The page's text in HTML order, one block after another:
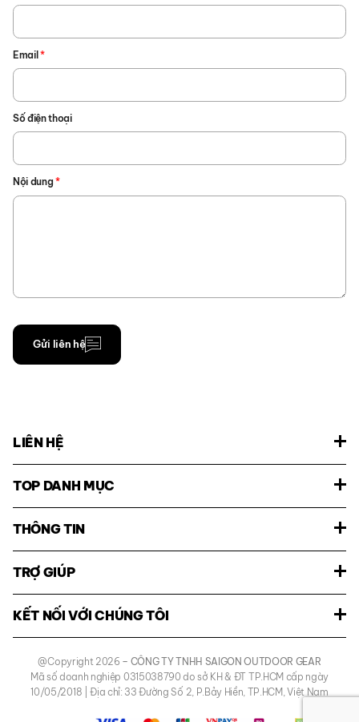
Email*
Số điện thoại
Nội dung*
Gửi liên hệ
LIÊN HỆ
TOP DANH MỤC
THÔNG TIN
TRỢ GIÚP
KẾT NỐI VỚI CHÚNG TÔI
@Copyright 2026 – CÔNG TY TNHH SAIGON OUTDOOR GEAR
Mã số doanh nghiệp 0315038790 do sở KH & ĐT TP.HCM cấp ngày
10/05/2018 | Địa chỉ: 33 Đường Số 2, P.Bảy Hiền, TP.HCM, Việt Nam